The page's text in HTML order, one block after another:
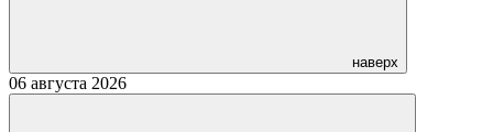
наверх
06 августа 2026